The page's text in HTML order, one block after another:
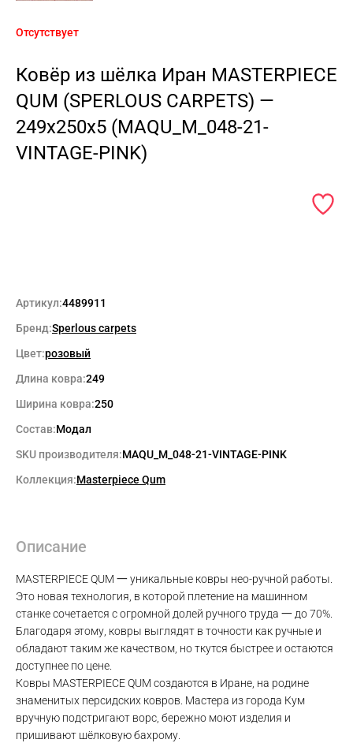
Отсутствует
Ковёр из шёлка Иран MASTERPIECE
QUM (SPERLOUS CARPETS) —
249x250x5 (MAQU_M_048-21-
VINTAGE-PINK)
Артикул:4489911
Бренд:Sperlous carpets
Цвет:розовый
Длина ковра:249
Ширина ковра:250
Состав:Модал
SKU производителя:MAQU_M_048-21-VINTAGE-PINK
Коллекция:Masterpiece Qum
Описание
MASTERPIECE QUM 一 уникальные ковры нео-ручной работы.
Это новая технология, в которой плетение на машинном
станке сочетается с огромной долей ручного труда 一 до 70%.
Благодаря этому, ковры выглядят в точности как ручные и
обладают таким же качеством, но ткутся быстрее и остаются
доступнее по цене.
Ковры MASTERPIECE QUM создаются в Иране, на родине
знаменитых персидских ковров. Мастера из города Кум
вручную подстригают ворс, бережно моют изделия и
пришивают шёлковую бахрому.